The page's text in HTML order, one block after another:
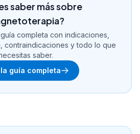
saber más sobre
completa con indicaciones,
contraindicaciones y todo lo que
saber.
guía completa